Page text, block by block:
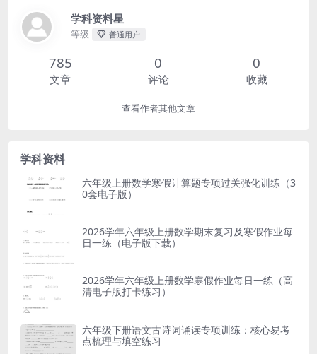
学科资料星
等级 普通用户
785
文章
0
评论
0
收藏
查看作者其他文章
学科资料
六年级上册数学寒假计算题专项过关强化训练（3
0套电子版）
2026学年六年级上册数学期末复习及寒假作业每
日一练（电子版下载）
2026学年六年级上册数学寒假作业每日一练（高
清电子版打卡练习）
六年级下册语文古诗词诵读专项训练：核心易考
点梳理与填空练习